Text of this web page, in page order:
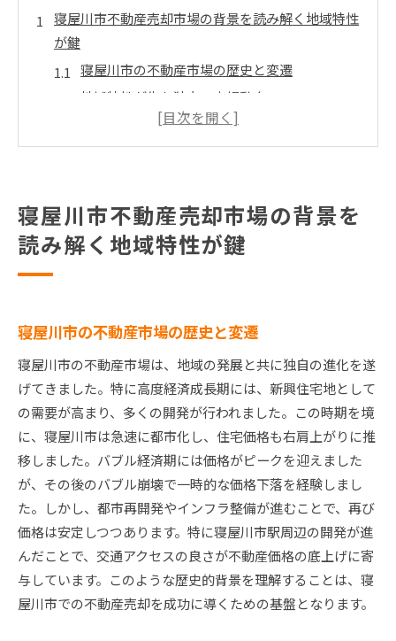
寝屋川市不動産売却市場の背景を読み解く地域特性
が鍵
寝屋川市の不動産市場の歴史と変遷
地域特性が生む独自の市場動向
人口動態と住宅需要の関係
地域資産を最大限に活用する方法
寝屋川市の不動産価値を理解する
地域の魅力を活かす寝屋川市で高値売却を目指すに
は
地元の教育環境とその影響力
潜在的な買い手層を見つける方法
地域の人気スポットと不動産価値
地域特性を広告に活かす戦略
市場トレンドを把握して寝屋川市不動産売却で一歩
先へ
最新の不動産市場動向をキャッチ
価格変動のパターンを読み解く
買い手のニーズを先取りする方法
競合分析で優位に立つ
市場の変化に対応する柔軟性
寝屋川市不動産売却市場の背景を
読み解く地域特性が鍵
寝屋川市の不動産市場の歴史と変遷
寝屋川市の不動産市場は、地域の発展と共に独自の進化を遂
げてきました。特に高度経済成長期には、新興住宅地として
の需要が高まり、多くの開発が行われました。この時期を境
に、寝屋川市は急速に都市化し、住宅価格も右肩上がりに推
移しました。バブル経済期には価格がピークを迎えました
が、その後のバブル崩壊で一時的な価格下落を経験しまし
た。しかし、都市再開発やインフラ整備が進むことで、再び
価格は安定しつつあります。特に寝屋川市駅周辺の開発が進
んだことで、交通アクセスの良さが不動産価格の底上げに寄
与しています。このような歴史的背景を理解することは、寝
屋川市での不動産売却を成功に導くための基盤となります。